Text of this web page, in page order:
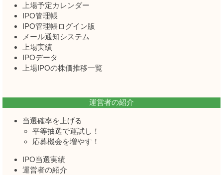
上場予定カレンダー
IPO管理帳
IPO管理帳ログイン版
メール通知システム
上場実績
IPOデータ
上場IPOの株価推移一覧
運営者の紹介
当選確率を上げる
平等抽選で運試し！
応募機会を増やす！
IPO当選実績
運営者の紹介